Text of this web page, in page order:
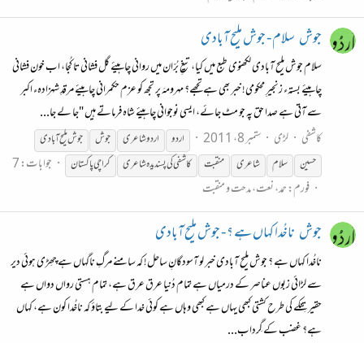
جوش سلام - جوش ملیح آبادی
سلام جوش ملیح آبادی لکھنوی طبع میں کیا، تیغِ بُرّان میں روانی چاہیئے گل فشانی تا کُجا، اب خون فشانی
چاہیئے بستہء زنجیرِ محکومی! خبر بھی ہے تجھے؟ مہرومہَ پر تجھ کو عزم حکمرانی چاہیئے مرقدِ شہزادہء اکبر
سے آتی ہے صدا حق پہ جو مٹ جائے، ایسی نوجوانی چاہیئے شاہ فرماتے ہیں "جا لے جا...
کاشفی
لڑی ستمبر 8، 2011 اردو اردو شاعری جوش جوشملیحآبادی
حسین
سلام شاعری منقبت کاشفی کی پسندیدہ شاعری کراچی پاکستان
جوابات: 7
فورم:حمد، نعت، مدحت و منقبت
جوش ناخُدا کہاں ہے ؟ - جوش ملیح آبادی
ناخُدا کہاں ہے ؟ جوش ملیح آبادی خبر لو آسودگانِ ساحل! کہ سامنے مرگِ ناگہاں ہے چھِڑی ہوئی دیر
سے لڑائی زبوں عناصر کے درمیاں ہے تمام دُنیا عرق عرق ہے، تمام ہستی رواں دواں ہے
حقیر تِنکے کی طرح کشتی کبھی یہاں ہے کبھی وہاں ہے کوئی خدا کے لیے بتاؤ کہ ناخُدا کون ہے، کہاں
ہے؟ غضب کے گِرداب...